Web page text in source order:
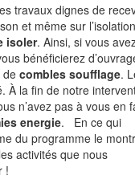
travaux dignes de
et même sur l’isolation
isoler. Ainsi, si vous
bénéficierez
decombles soufflage.
À la fin de notre
n’avez pas à vous en
energie. En ce qui
du programme le
activités que nous
!